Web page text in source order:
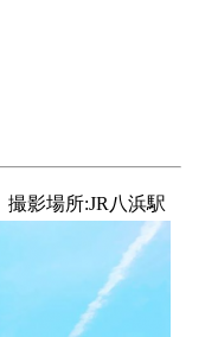
撮影場所:JR八浜駅